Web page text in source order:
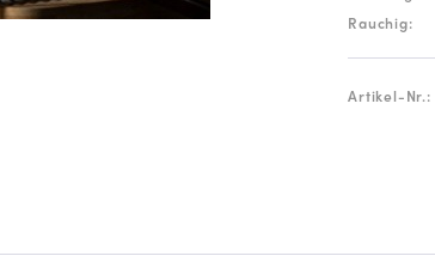
Rauchig:
Artikel-Nr.: